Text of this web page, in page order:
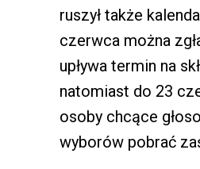
ruszył także
czerwca można
upływa termin na
natomiast do 23
osoby chcące
wyborów pobrać